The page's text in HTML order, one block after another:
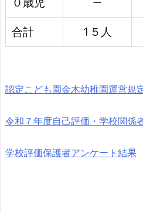
合計
1５人
認定こども園金木幼稚園運営規
令和７年度自己評価・学校関係
学校評価保護者アンケート結果